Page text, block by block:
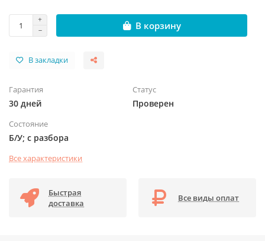
В корзину
В закладки
Гарантия
30 дней
Статус
Проверен
Состояние
Б/У; с разбора
Все характеристики
Быстрая
доставка
Все виды оплат